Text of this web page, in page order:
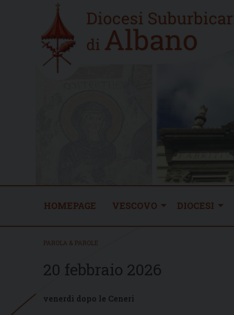
Home
new
HOMEPAGE VESCOVO DIOCESI
PAROLA & PAROLE
20 febbraio 2026
venerdì dopo le Ceneri